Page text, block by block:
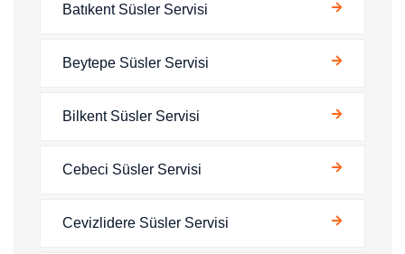
Batıkent Süsler Servisi
Beytepe Süsler Servisi
Bilkent Süsler Servisi
Cebeci Süsler Servisi
Cevizlidere Süsler Servisi